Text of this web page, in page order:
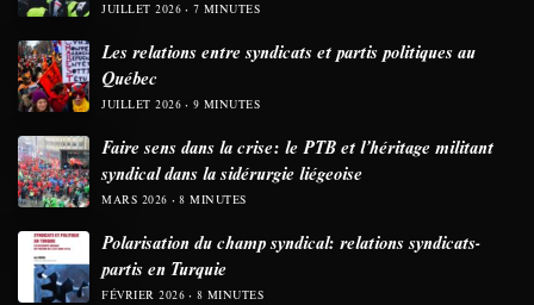
JUILLET 2026 7 MINUTES
Les relations entre syndicats et partis politiques au
Québec
JUILLET 2026 9 MINUTES
Faire sens dans la crise: le PTB et l’héritage militant
syndical dans la sidérurgie liégeoise
MARS 2026 8 MINUTES
Polarisation du champ syndical: relations syndicats-
partis en Turquie
FÉVRIER 2026 8 MINUTES